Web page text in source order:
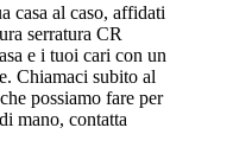
casa al caso, affidati
serratura CR
e i tuoi cari con un
Chiamaci subito al
possiamo fare per
mano, contatta